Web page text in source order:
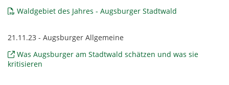
Waldgebiet des Jahres - Augsburger Stadtwald
21.11.23 - Augsburger Allgemeine
Was Augsburger am Stadtwald schätzen und was sie
kritisieren